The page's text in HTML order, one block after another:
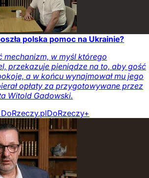
polska pomoc na Ukrainie?
mechanizm, w myśl którego
przekazuje pieniądze na to, aby gość
a w końcu wynajmował mu jego
opłaty za przygotowywane przez
Witold Gadowski.
DoRzeczy+